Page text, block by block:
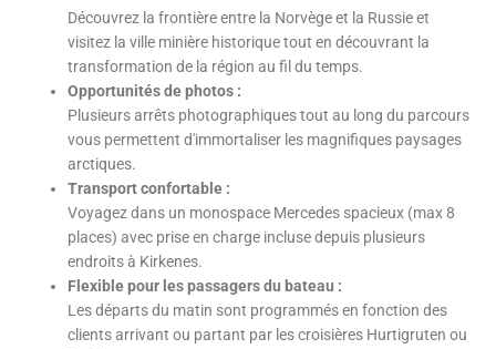
Découvrez la frontière entre la Norvège et la Russie et
visitez la ville minière historique tout en découvrant la
transformation de la région au fil du temps.
Opportunités de photos :
Plusieurs arrêts photographiques tout au long du parcours
vous permettent d'immortaliser les magnifiques paysages
arctiques.
Transport confortable :
Voyagez dans un monospace Mercedes spacieux (max 8
places) avec prise en charge incluse depuis plusieurs
endroits à Kirkenes.
Flexible pour les passagers du bateau :
Les départs du matin sont programmés en fonction des
clients arrivant ou partant par les croisières Hurtigruten ou